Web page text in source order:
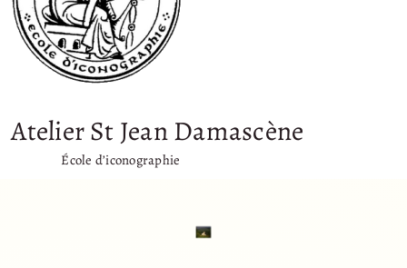
Atelier St Jean Damascène
École d’iconographie